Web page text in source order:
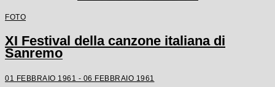
FOTO
XI Festival della canzone italiana di
Sanremo
01 FEBBRAIO 1961 - 06 FEBBRAIO 1961